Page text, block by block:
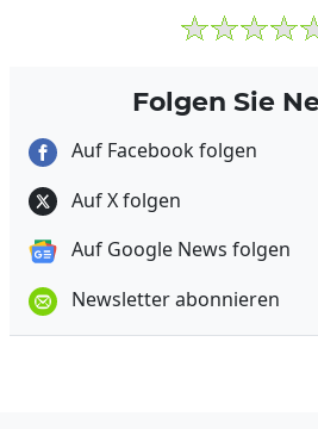
Folgen Sie
Auf Facebook folgen
Auf X folgen
Auf Google News folgen
Newsletter abonnieren